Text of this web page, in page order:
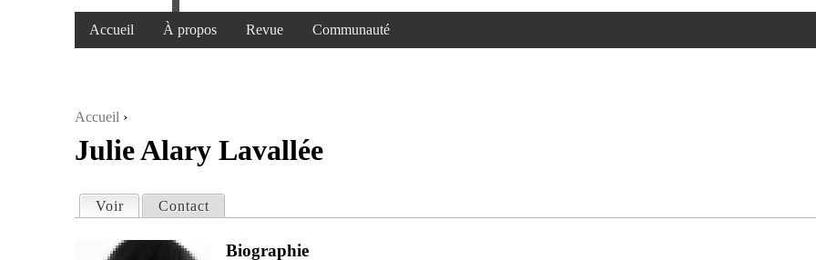
Accueil À propos Revue Communauté
Vous êtes ici
Accueil ›
Julie Alary Lavallée
Onglets principaux
Voir (onglet actif)
Contact
Biographie